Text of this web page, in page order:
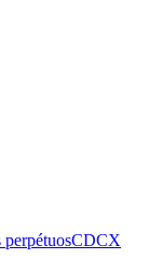
perpétuosCDCX